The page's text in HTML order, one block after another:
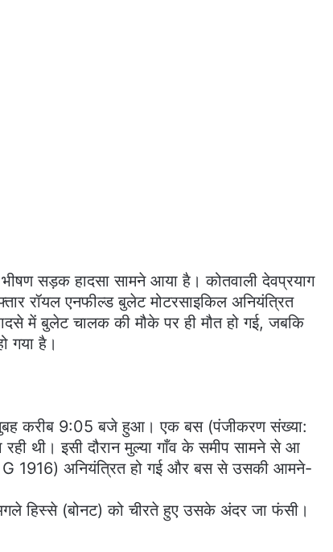
सड़क हादसा सामने आया है। कोतवाली देवप्रयाग
रॉयल एनफील्ड बुलेट मोटरसाइकिल अनियंत्रित
में बुलेट चालक की मौके पर ही मौत हो गई, जबकि
गया है।
करीब 9:05 बजे हुआ। एक बस (पंजीकरण संख्या:
थी। इसी दौरान मुल्या गाँव के समीप सामने से आ
1916) अनियंत्रित हो गई और बस से उसकी आमने-
हिस्से (बोनट) को चीरते हुए उसके अंदर जा फंसी।